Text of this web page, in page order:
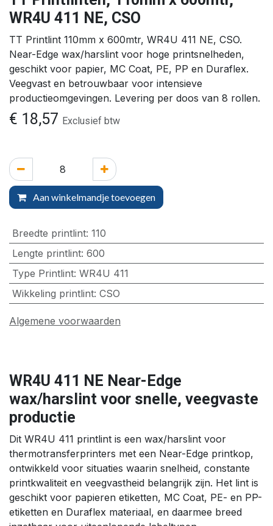
WR4U 411 NE, CSO
TT Printlint 110mm x 600mtr, WR4U 411 NE, CSO.
Near-Edge wax/harslint voor hoge printsnelheden,
geschikt voor papier, MC Coat, PE, PP en Duraflex.
Veegvast en betrouwbaar voor intensieve
productieomgevingen. Levering per doos van 8 rollen.
€ 18,57 Exclusief btw
Aan winkelmandje toevoegen
Breedte printlint: 110
Lengte printlint: 600
Type Printlint: WR4U 411
Wikkeling printlint: CSO
Algemene voorwaarden
WR4U 411 NE Near-Edge
wax/harslint voor snelle, veegvaste
productie
Dit WR4U 411 printlint is een wax/harslint voor
thermotransferprinters met een Near-Edge printkop,
ontwikkeld voor situaties waarin snelheid, constante
printkwaliteit en veegvastheid belangrijk zijn. Het lint is
geschikt voor papieren etiketten, MC Coat, PE- en PP-
etiketten en Duraflex materiaal, en daarmee breed